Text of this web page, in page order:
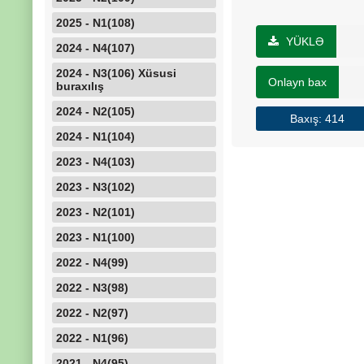
2025 - N1(108)
2024 - N4(107)
2024 - N3(106) Xüsusi
buraxılış
2024 - N2(105)
2024 - N1(104)
2023 - N4(103)
2023 - N3(102)
2023 - N2(101)
2023 - N1(100)
2022 - N4(99)
2022 - N3(98)
2022 - N2(97)
2022 - N1(96)
YÜKLƏ
Onlayn bax
Baxış: 414